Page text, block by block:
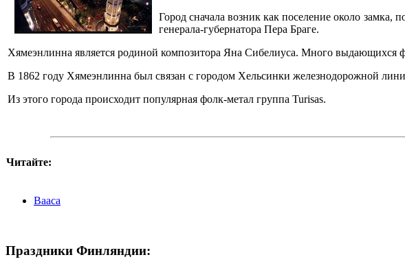
Город сначала возник как поселение около
генерала-губернатора Пера Браге.
Хямеэнлинна является родиной композитора Яна Сибелиуса. Много выдающихся
В 1862 году Хямеэнлинна был связан с городом Хельсинки железнодорожной
Из этого города происходит популярная фолк-метал группа Turisas.
Читайте:
Вааса
Праздники Финляндии: